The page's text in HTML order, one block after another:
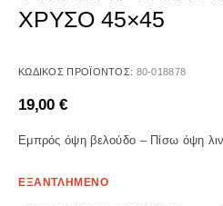
ΧΡΥΣΟ 45×45
ΚΩΔΙΚΌΣ ΠΡΟΪΌΝΤΟΣ: 80-018878
19,00 €
Εμπρός όψη βελούδο – Πίσω όψη
ΕΞΑΝΤΛΗΜΕΝΟ